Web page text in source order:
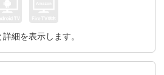
細を表示します。